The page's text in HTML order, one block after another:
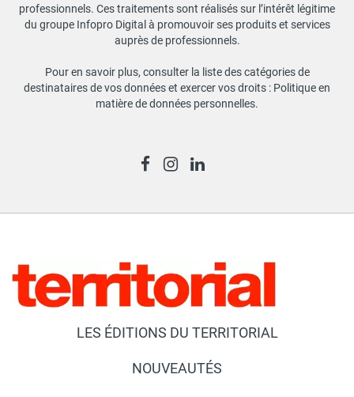
professionnels. Ces traitements sont réalisés sur l’intérêt légitime
du groupe Infopro Digital à promouvoir ses produits et services
auprès de professionnels.
Pour en savoir plus, consulter la liste des catégories de
destinataires de vos données et exercer vos droits : Politique en
matière de données personnelles.
LES ÉDITIONS DU TERRITORIAL
NOUVEAUTÉS